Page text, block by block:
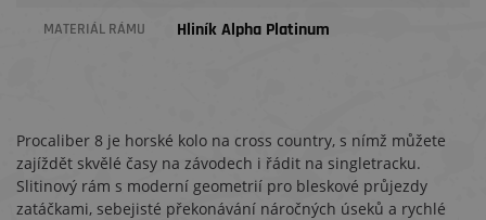
MATERIÁL RÁMU Hliník Alpha Platinum
Procaliber 8 je horské kolo na cross country, s nímž můžete
zajíždět skvělé časy na závodech i řádit na singletracku.
Slitinový rám s moderní geometrií pro bleskové průjezdy
zatáčkami, sebejisté překonávání náročných úseků a rychlé